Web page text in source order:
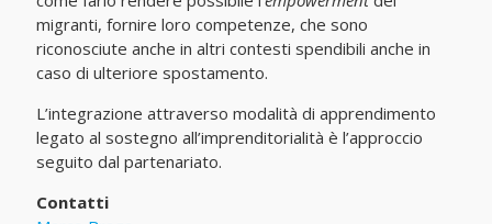
migranti, fornire loro competenze, che sono
riconosciute anche in altri contesti spendibili anche in
caso di ulteriore spostamento.
L’integrazione attraverso modalità di apprendimento
legato al sostegno all’imprenditorialità è l’approccio
seguito dal partenariato.
Contatti